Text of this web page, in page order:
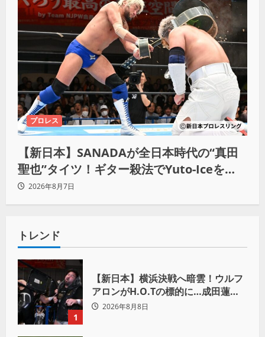
プロレス
【新日本】SANADAが全日本時代の“真田
聖也”タイツ！ギター殺法でYuto-Iceを
KO「俺と闘う時は考えろ。感じるな」
2026年8月7日
トレンド
1
【新日本】横浜決戦へ暗雲！ウルフ
アロンがH.O.Tの標的に…成田蓮へ
「シュウマイにしてやる」と怒り爆
2026年8月8日